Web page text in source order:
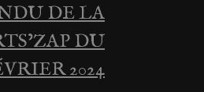
DE LA
DU
2024